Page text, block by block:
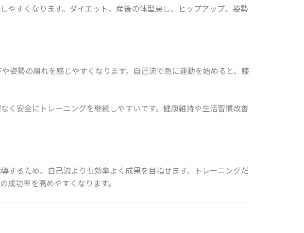
やすくなります。ダイエット、産後の体型戻し、ヒップアップ、姿勢
姿勢の崩れを感じやすくなります。自己流で急に運動を始めると、膝
く安全にトレーニングを継続しやすいです。健康維持や生活習慣改善
するため、自己流よりも効率よく成果を目指せます。トレーニングだ
功率を高めやすくなります。